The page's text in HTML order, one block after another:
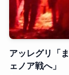
アッレグリ「
ェノア戦へ」